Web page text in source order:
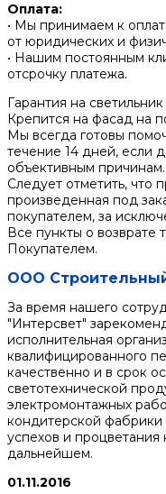
Оплата:
• Мы принимаем к
от юридических и
• Нашим постоянным
отсрочку платежа.
Гарантия на
Крепится на фасад на
Мы всегда готовы
течение 14 дней, если
объективным причинам.
Следует отметить, что
произведенная под
покупателем, за
Все пункты о возврате
Покупателем.
ООО
За время нашего
"Интерсвет"
исполнительная
квалифицированного
качественно и в срок
светотехнической
электромонтажных
кондитерской
успехов и
дальнейшем.
01.11.2016